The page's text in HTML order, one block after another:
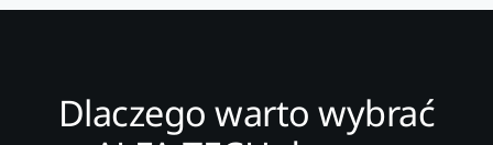
Dlaczego warto wybrać